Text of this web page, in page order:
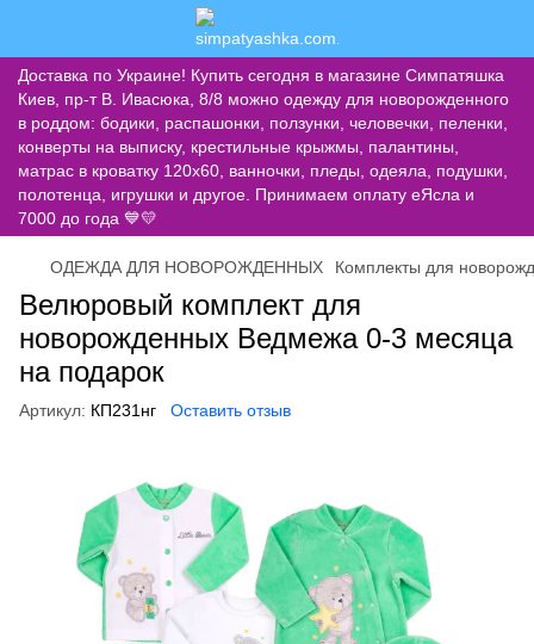
Доставка по Украине! Купить сегодня в магазине Симпатяшка
Киев, пр-т В. Ивасюка, 8/8 можно одежду для новорожденного
в роддом: бодики, распашонки, ползунки, человечки, пеленки,
конверты на выписку, крестильные крыжмы, палантины,
матрас в кроватку 120х60, ванночки, пледы, одеяла, подушки,
полотенца, игрушки и другое. Принимаем оплату еЯсла и
7000 до года 💙💛
ОДЕЖДА ДЛЯ НОВОРОЖДЕННЫХ Комплекты для
Велюровый комплект для
новорожденных Ведмежа 0-3 месяца
на подарок
Артикул: КП231нг Оставить отзыв